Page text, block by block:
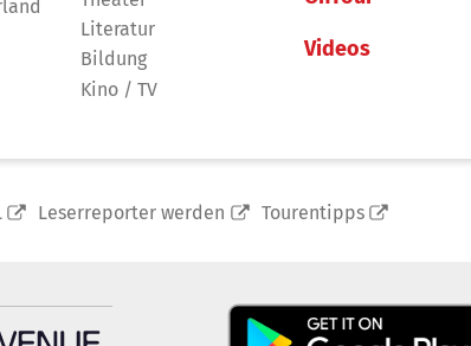
Literatur
Bildung
Kino / TV
Videos
Leserreporter werden Tourentipps